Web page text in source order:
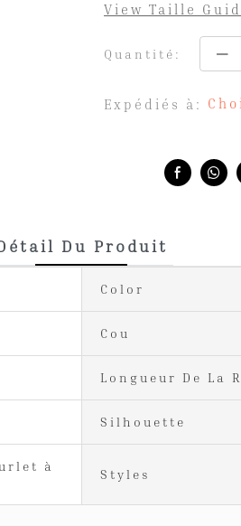
Quantité:
Expédiés à:
View Taille
Du Produit
Color
Cou
Longueur De La
Silhouette
à
Styles